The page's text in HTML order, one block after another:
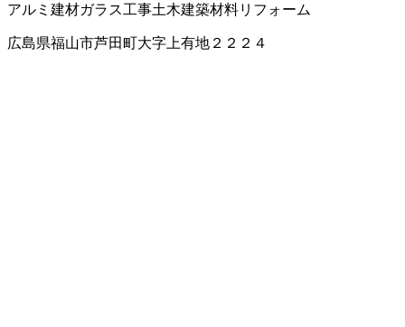
アルミ建材ガラス工事土木建築材料リフォーム
広島県福山市芦田町大字上有地２２２４